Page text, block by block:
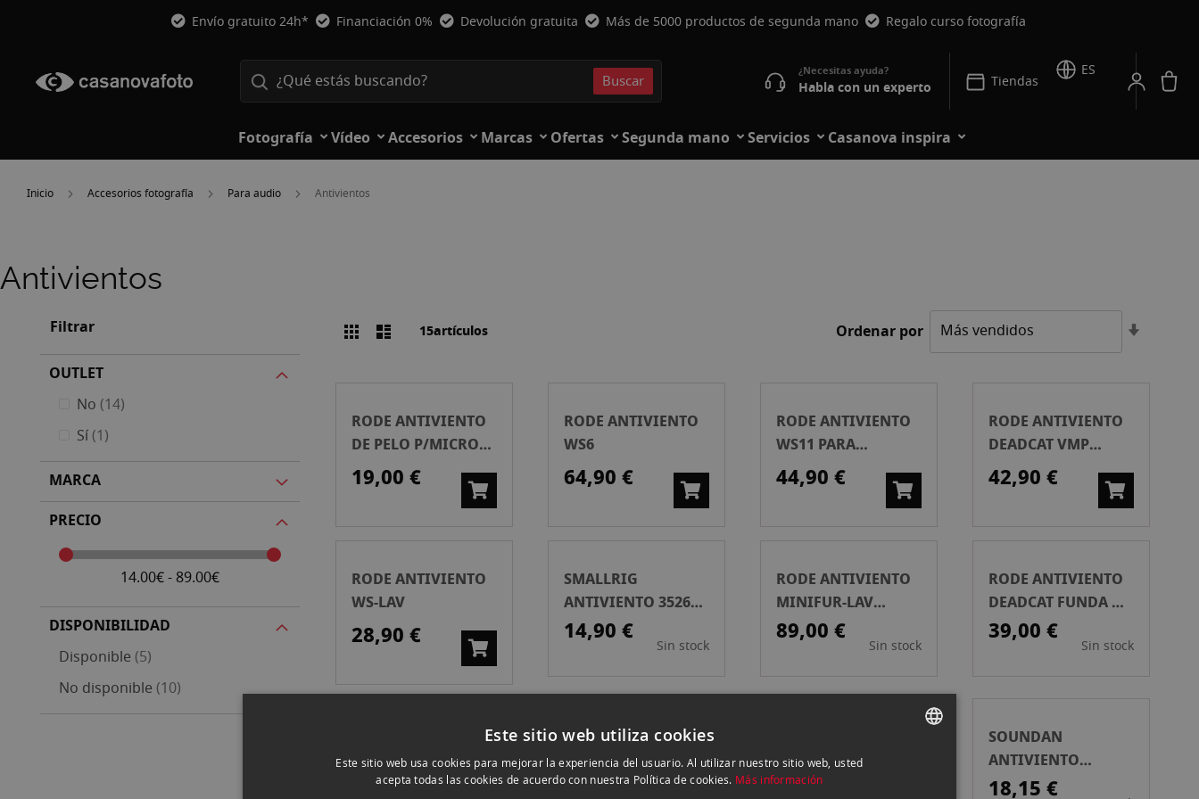
Envío gratuito 24h* Financiación 0% Devolución gratuita Más de 5000 productos de segunda mano Regalo curso fotografía
Buscar Habla con un experto Tiendas
ES
Fotografía Vídeo Accesorios Marcas Ofertas Segunda mano Servicios Casanova inspira
Inicio Accesorios fotografía Para audio Antivientos
Antivientos
Filtrar
OUTLET
No 14
artículos
Sí 1
artículo
MARCA
PRECIO
14.00€ - 89.00€
DISPONIBILIDAD
Disponible 5
artículos
No disponible 10
artículos
VerParrillaLista15artículos Ordenar por
RODE ANTIVIENTO
DE PELO P/MICRO
LAVALIER
19,00 €
RODE ANTIVIENTO
WS6
64,90 €
RODE ANTIVIENTO
WS11 PARA
VIDEOMIC NTG
44,90 €
RODE ANTIVIENTO
DEADCAT VMP
FUNDA DE PELO
VIDEOMIC PRO
42,90 €
RODE ANTIVIENTO
WS-LAV
28,90 €
SMALLRIG
ANTIVIENTO 3526
P/SONY ZV-E10/V1
14,90 €
Sin stock
RODE ANTIVIENTO
MINIFUR-LAV
P/LAVALIER
89,00 €
Sin stock
RODE ANTIVIENTO
DEADCAT FUNDA DE
PELO P/MICRO DE
HASTA 160MM
39,00 €
Sin stock
RODE ANTIVIENTO
DE PELO
P/VIDEOMIC GO
37,90 €
RODE ANTIVIENTO
WSVM
24,90 €
ANTIVIENTO
PEQUEÑO
18,15 €
SOUNDAN
ANTIVIENTO
PEQUEÑO
18,15 €
Este sitio web utiliza cookies
Este sitio web usa cookies para mejorar la experiencia del usuario. Al utilizar nuestro sitio web, usted
acepta todas las cookies de acuerdo con nuestra Política de cookies. Más información